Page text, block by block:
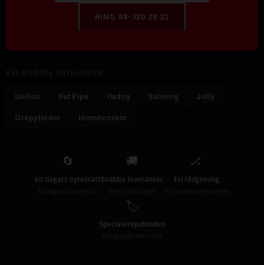
RING 08-720 28 22
Unihoc Fat Pipe Oxdog Salming Jolly
Grepplindor Inomhusskor
🔄
60 dagars bytesrätt
🚚
Snabba leveranser
🏒
Fri rådgivning
🏷️
Specialerbjudanden